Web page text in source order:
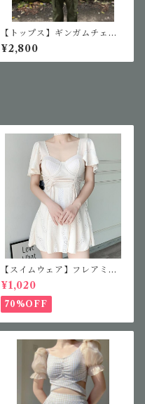
【トップス】ギンガムチェッ
クギャザーブラウス
¥2,800
【スイムウェア】フレアミニ
ワンピース
¥1,020
70%OFF